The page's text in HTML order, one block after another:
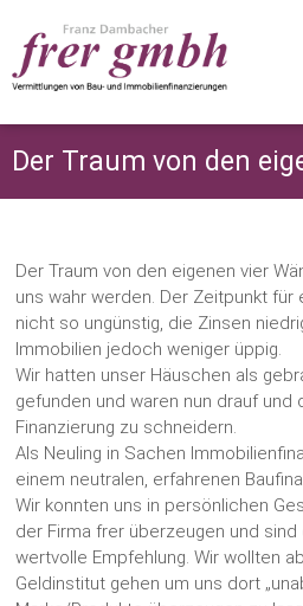
Der Traum von den
Der Traum von den eigenen vier
uns wahr werden. Der Zeitpunkt für
nicht so ungünstig, die Zinsen
Immobilien jedoch weniger üppig.
Wir hatten unser Häuschen als
gefunden und waren nun drauf und
Finanzierung zu schneidern.
Als Neuling in Sachen
einem neutralen, erfahrenen
Wir konnten uns in persönlichen
der Firma frer überzeugen und
wertvolle Empfehlung. Wir wollten
Geldinstitut gehen um uns dort